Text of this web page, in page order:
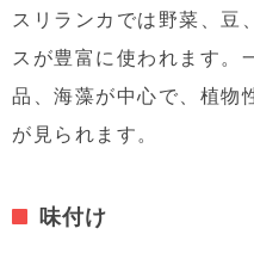
スリランカでは野菜、豆
スが豊富に使われます。
品、海藻が中心で、植物
が見られます。
味付け